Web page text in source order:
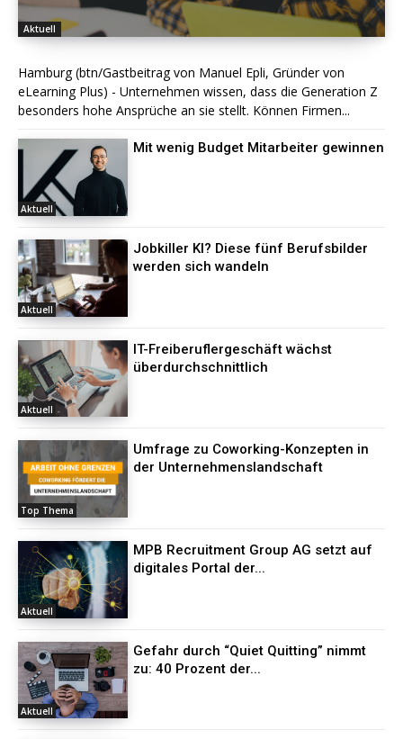
Aktuell
Hamburg (btn/Gastbeitrag von Manuel Epli, Gründer von
eLearning Plus) - Unternehmen wissen, dass die Generation Z
besonders hohe Ansprüche an sie stellt. Können Firmen...
Aktuell
Mit wenig Budget Mitarbeiter gewinnen
Aktuell
Jobkiller KI? Diese fünf Berufsbilder
werden sich wandeln
Aktuell
IT-Freiberuflergeschäft wächst
überdurchschnittlich
Top Thema
Umfrage zu Coworking-Konzepten in
der Unternehmenslandschaft
Aktuell
MPB Recruitment Group AG setzt auf
digitales Portal der...
Aktuell
Gefahr durch “Quiet Quitting” nimmt
zu: 40 Prozent der...